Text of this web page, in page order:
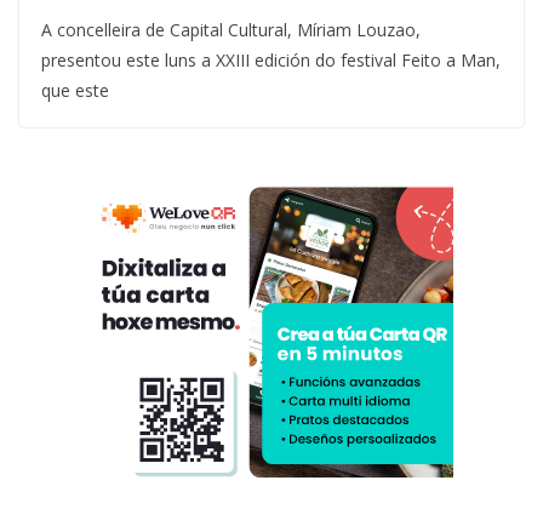
A concelleira de Capital Cultural, Míriam Louzao,
presentou este luns a XXIII edición do festival Feito a Man,
que este